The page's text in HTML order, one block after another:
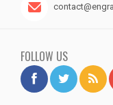
FOLLOW US